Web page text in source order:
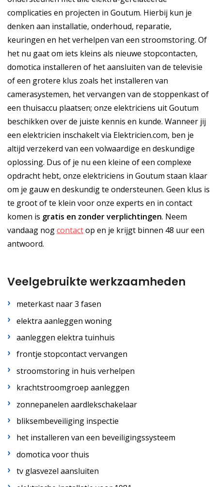
complicaties en projecten in Goutum. Hierbij kun je
denken aan installatie, onderhoud, reparatie,
keuringen en het verhelpen van een stroomstoring. Of
het nu gaat om iets kleins als nieuwe stopcontacten,
domotica installeren of het aansluiten van de televisie
of een grotere klus zoals het installeren van
camerasystemen, het vervangen van de stoppenkast of
een thuisaccu plaatsen; onze elektriciens uit Goutum
beschikken over de juiste kennis en kunde. Wanneer jij
een elektricien inschakelt via Elektricien.com, ben je
altijd verzekerd van een volwaardige en deskundige
oplossing. Dus of je nu een kleine of een complexe
opdracht hebt, onze elektriciens in Goutum staan klaar
om je gauw en deskundig te ondersteunen. Geen klus is
te groot of te klein voor onze experts en in contact
komen is gratis en zonder verplichtingen. Neem
vandaag nogcontactop en je krijgt binnen 48 uur een
antwoord.
Veelgebruikte werkzaamheden
meterkast naar 3 fasen
elektra aanleggen woning
aanleggen elektra tuinhuis
frontje stopcontact vervangen
stroomstoring in huis verhelpen
krachtstroomgroep aanleggen
zonnepanelen aardlekschakelaar
bliksembeveiliging inspectie
het installeren van een beveiligingssysteem
domotica voor thuis
tv glasvezel aansluiten